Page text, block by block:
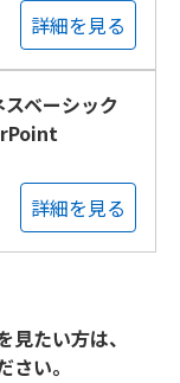
詳細を見る
スベーシック
詳細を見る
たい方は、
い。